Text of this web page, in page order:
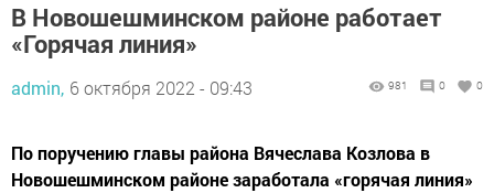
В Новошешминском районе работает
«Горячая линия»
admin, 6 октября 2022 - 09:43 981 0 0
По поручению главы района Вячеслава Козлова в
Новошешминском районе заработала «горячая линия»